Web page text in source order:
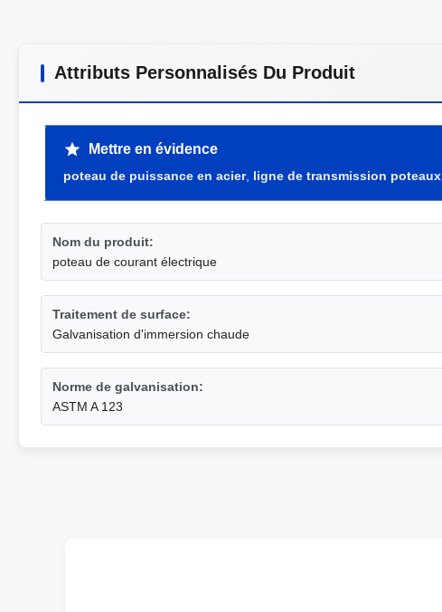
Attributs Personnalisés Du Produit
Mettre en évidence
poteau de puissance en acier, ligne de transmission poteaux
Nom du produit:
poteau de courant électrique
Traitement de surface:
Galvanisation d'immersion chaude
Norme de galvanisation:
ASTM A 123